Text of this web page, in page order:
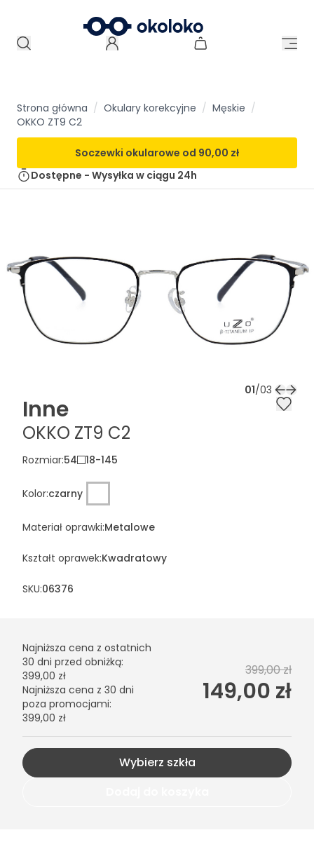
Strona główna / Okulary korekcyjne / Męskie /
OKKO ZT9 C2
Soczewki okularowe od 90,00 zł
Dostępne - Wysyłka w ciągu 24h
01/03
Inne
OKKO ZT9 C2
Rozmiar:54 18-145
Kolor:czarny
Materiał oprawki:Metalowe
Kształt oprawek:Kwadratowy
SKU:06376
Najniższa cena z ostatnich
30 dni przed obniżką:
399,00 zł
Najniższa cena z 30 dni
poza promocjami:
399,00 zł
399,00 zł
149,00 zł
Wybierz szkła